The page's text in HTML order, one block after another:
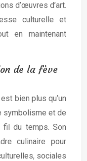
d’œuvres d’art.
culturelle et
en maintenant
de la fève
bien plus qu’un
symbolisme et de
fil du temps. Son
culinaire pour
sociales